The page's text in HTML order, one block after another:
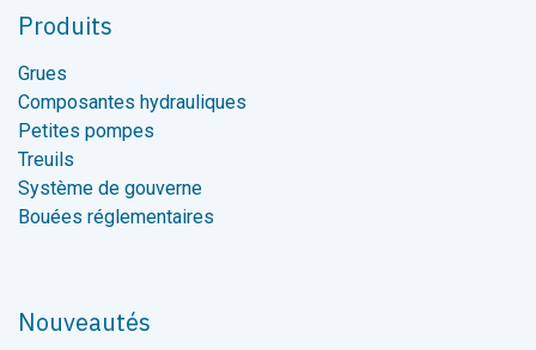
Produits
Grues
Composantes hydrauliques
Petites pompes
Treuils
Système de gouverne
Bouées réglementaires
Nouveautés